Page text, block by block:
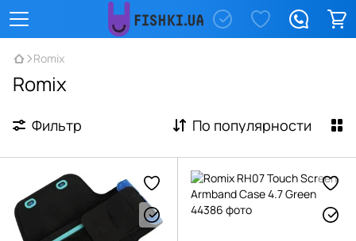
Romix
Romix
Фильтр По популярности